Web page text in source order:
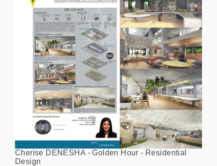
Cherise DENESHA - Golden Hour - Residential
Design